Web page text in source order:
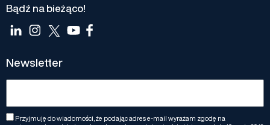
Bądź na bieżąco!
Newsletter
Przyjmuję do wiadomości, że podając adres e-mail wyrażam zgodę na